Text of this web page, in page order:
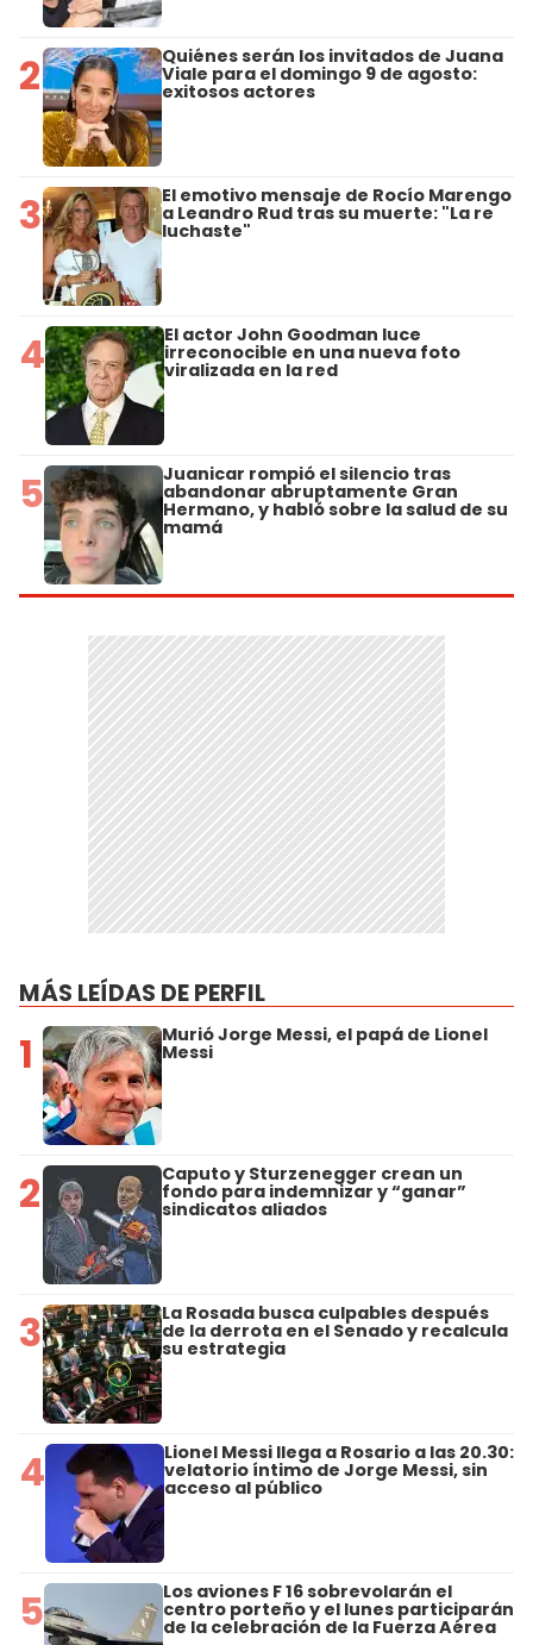
2 Quiénes serán los invitados de Juana
Viale para el domingo 9 de agosto:
exitosos actores
3 El emotivo mensaje de Rocío Marengo
a Leandro Rud tras su muerte: "La re
luchaste"
4 El actor John Goodman luce
irreconocible en una nueva foto
viralizada en la red
5 Juanicar rompió el silencio tras
abandonar abruptamente Gran
Hermano, y habló sobre la salud de su
mamá
MÁS LEÍDAS DE PERFIL
1 Murió Jorge Messi, el papá de Lionel
Messi
2 Caputo y Sturzenegger crean un
fondo para indemnizar y “ganar”
sindicatos aliados
3 La Rosada busca culpables después
de la derrota en el Senado y recalcula
su estrategia
4 Lionel Messi llega a Rosario a las 20.30:
velatorio íntimo de Jorge Messi, sin
acceso al público
5 Los aviones F 16 sobrevolarán el
centro porteño y el lunes participarán
de la celebración de la Fuerza Aérea